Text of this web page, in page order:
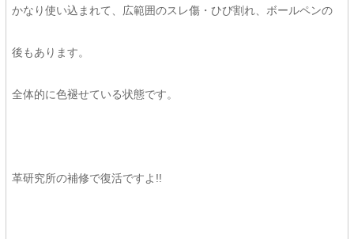
かなり使い込まれて、広範囲のスレ傷・ひび割れ、ボールペンの
後もあります。
全体的に色褪せている状態です。
革研究所の補修で復活ですよ!!